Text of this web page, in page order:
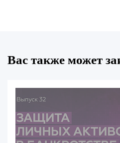
Вас также может